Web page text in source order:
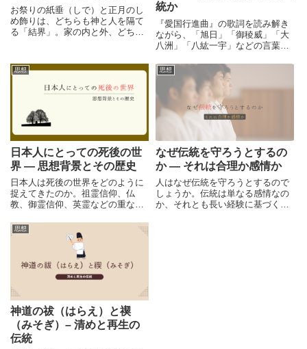
お祭りの紙垂（しで）と正月のし
め飾りは、どちらも神と人を隔て
る「結界」。家の内と外、どちら
統か
『愛国行進曲』の歌詞を読み解き
ながら、「旭日」「御稜威」「大
八洲」「八紘一宇」などの言葉の
の日本人の精神性や、伝統と政治
思想の関係を歴史的視点から考察
します。
思想
日本人にとっての死後の世
界 ― 思想背景とその歴史
日本人は死後の世界をどのように
捉えてきたのか。祖霊信仰、仏
教、御霊信仰、英霊などの重なり
史から日本の死後観を整理しま
す。
思想
なぜ伝統を守ろうとするの
か ― それは合理か感情か
人はなぜ伝統を守ろうとするので
しょうか。伝統は単なる感情なの
か、それとも長い経験に基づく合
思想
神道の祓（はらえ）と禊
（みそぎ）– 清めと再生の
伝統